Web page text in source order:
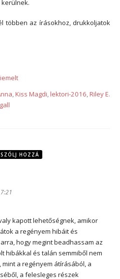
többen az írásokhoz, drukkoljatok
Kiss Magdi lektori-2016 Riley E.
SZÓLJ HOZZÁ
kapott lehetőségnek, amikor
a regényem hibáit és
hogy megint beadhassam az
hibákkal és talán semmiből nem
a regényem átírásából, a
a felesleges részek